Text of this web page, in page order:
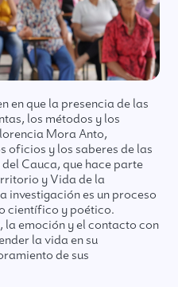
en que la presencia de las
los métodos y los
Mora Anto,
oficios y los saberes de las
Cauca, que hace parte
y Vida de la
investigación es un proceso
científico y poético.
la emoción y el contacto con
la vida en su
de sus